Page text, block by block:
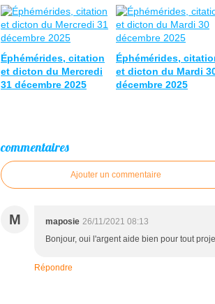
Éphémérides, citation
et dicton du Mercredi
31 décembre 2025
Éphémérides,
et dicton du Mardi
décembre 2025
commentaires
Ajouter un commentaire
M maposie 26/11/2021 08:13
Bonjour, oui l'argent aide bien pour tout
Répondre